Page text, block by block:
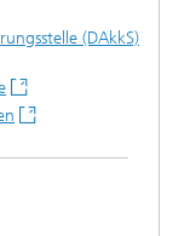
(DAkkS)